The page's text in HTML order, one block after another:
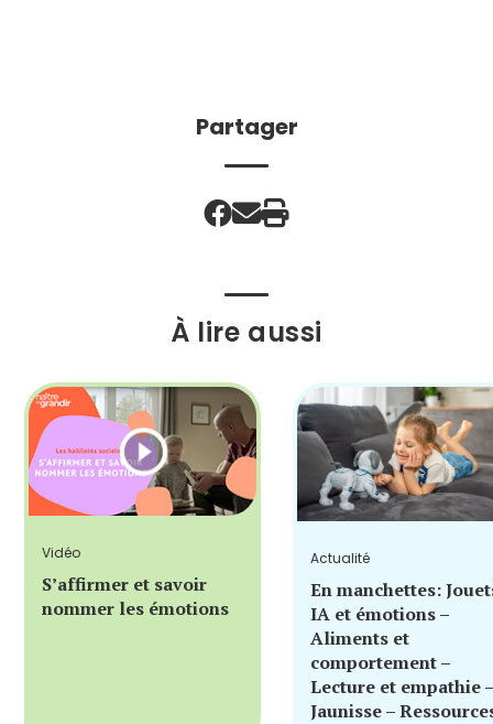
Partager
À lire aussi
Vidéo
S’affirmer et savoir
nommer les émotions
Actualité
En manchettes:
IA et émotions –
Aliments et
comportement –
Lecture et empathie –
Jaunisse –